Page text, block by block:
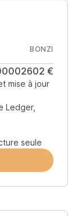
BONZI
€
mise à jour
Ledger,
seule